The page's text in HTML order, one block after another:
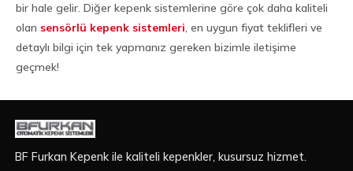
bir hale gelir. Diğer kepenk sistemlerine göre çok daha kaliteli
olan sensörlü kepenk sistemleri, en uygun fiyat teklifleri ve
detaylı bilgi için tek yapmanız gereken bizimle iletişime
geçmek!
BF Furkan Kepenk ile kaliteli kepenkler, kusursuz hizmet.